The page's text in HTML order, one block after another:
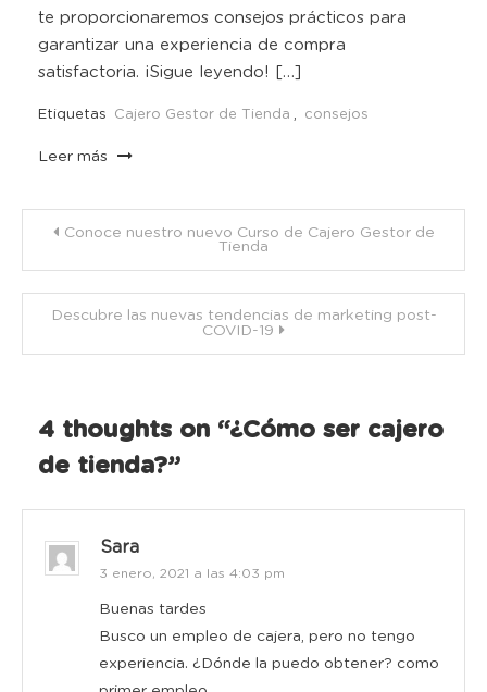
te proporcionaremos consejos prácticos para
garantizar una experiencia de compra
satisfactoria. ¡Sigue leyendo! […]
Etiquetas Cajero Gestor de Tienda , consejos
Leer más
Navegación
de
entradas
Conoce nuestro nuevo Curso de Cajero Gestor de
Tienda
Descubre las nuevas tendencias de marketing post-
COVID-19
4 thoughts on “¿Cómo ser cajero
de tienda?”
Sara
3 enero, 2021 a las 4:03 pm
Buenas tardes
Busco un empleo de cajera, pero no tengo
experiencia. ¿Dónde la puedo obtener? como